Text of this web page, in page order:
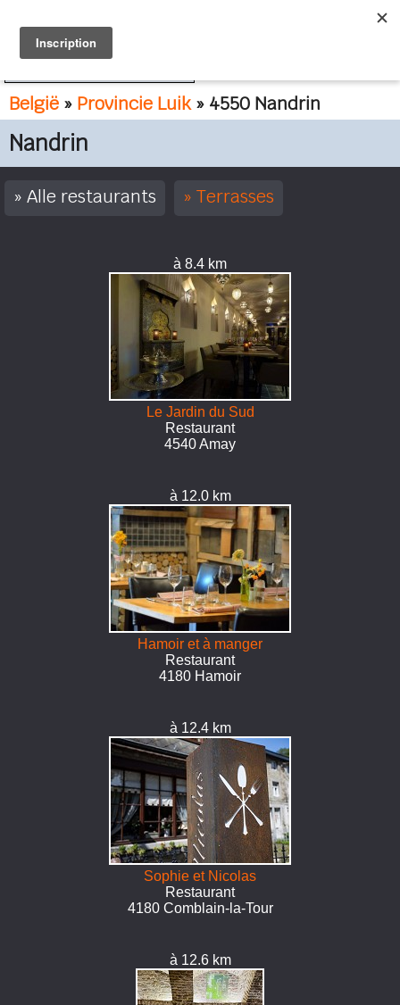
België » Provincie Luik» 4550 Nandrin
Nandrin
Alle restaurants Terrasses
à 8.4 km
Le Jardin du Sud
Restaurant
4540 Amay
à 12.0 km
Hamoir et à manger
Restaurant
4180 Hamoir
à 12.4 km
Sophie et Nicolas
Restaurant
4180 Comblain-la-Tour
à 12.6 km